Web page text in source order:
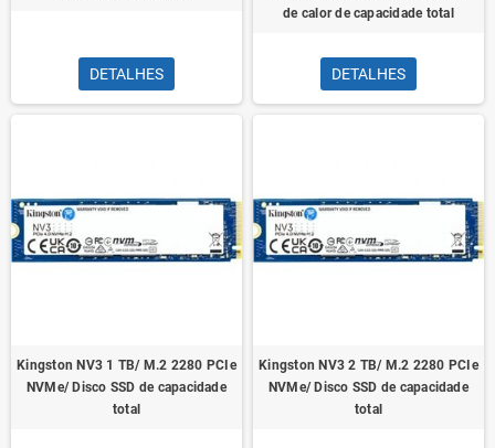
DETALHES
de calor de capacidade total
DETALHES
Kingston NV3 1 TB/ M.2 2280 PCIe
NVMe/ Disco SSD de capacidade
total
Kingston NV3 2 TB/ M.2 2280 PCIe
NVMe/ Disco SSD de capacidade
total